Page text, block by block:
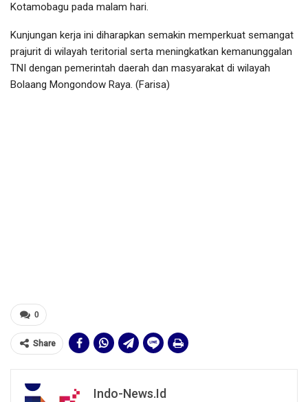
Kotamobagu pada malam hari.
Kunjungan kerja ini diharapkan semakin memperkuat semangat
prajurit di wilayah teritorial serta meningkatkan kemanunggalan
TNI dengan pemerintah daerah dan masyarakat di wilayah
Bolaang Mongondow Raya. (Farisa)
0
Share
Indo-News.id